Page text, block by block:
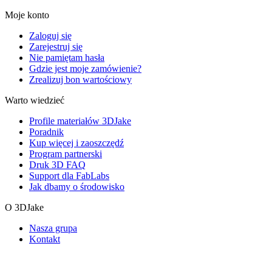
Moje konto
Zaloguj się
Zarejestruj się
Nie pamiętam hasła
Gdzie jest moje zamówienie?
Zrealizuj bon wartościowy
Warto wiedzieć
Profile materiałów 3DJake
Poradnik
Kup więcej i zaoszczędź
Program partnerski
Druk 3D FAQ
Support dla FabLabs
Jak dbamy o środowisko
O 3DJake
Nasza grupa
Kontakt